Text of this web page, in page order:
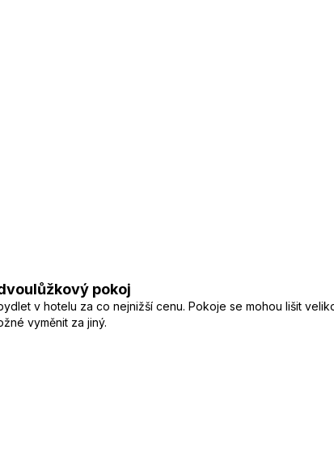
pokoj
v hotelu za co nejnižší cenu. Pokoje se mohou lišit
vyměnit za jiný.